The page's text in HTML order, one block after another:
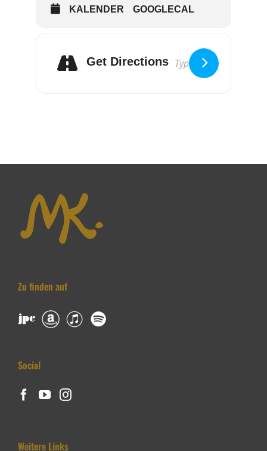
KALENDER GOOGLECAL
Get Directions
Zu finden auf
Social
Weitere Links